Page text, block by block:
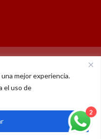
mejor experiencia.
el uso de
X
Perú Católico | 14 años
el Perú
2